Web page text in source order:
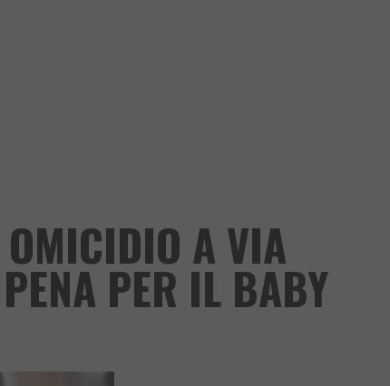
OMICIDIO A VIA
PER IL BABY